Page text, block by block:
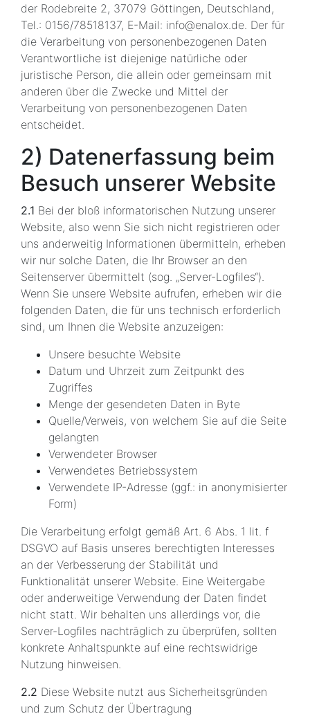
der Rodebreite 2, 37079 Göttingen, Deutschland,
Tel.: 0156/78518137, E-Mail: info@enalox.de. Der für
die Verarbeitung von personenbezogenen Daten
Verantwortliche ist diejenige natürliche oder
juristische Person, die allein oder gemeinsam mit
anderen über die Zwecke und Mittel der
Verarbeitung von personenbezogenen Daten
entscheidet.
2) Datenerfassung beim
Besuch unserer Website
2.1 Bei der bloß informatorischen Nutzung unserer
Website, also wenn Sie sich nicht registrieren oder
uns anderweitig Informationen übermitteln, erheben
wir nur solche Daten, die Ihr Browser an den
Seitenserver übermittelt (sog. „Server-Logfiles“).
Wenn Sie unsere Website aufrufen, erheben wir die
folgenden Daten, die für uns technisch erforderlich
sind, um Ihnen die Website anzuzeigen:
Unsere besuchte Website
Datum und Uhrzeit zum Zeitpunkt des
Zugriffes
Menge der gesendeten Daten in Byte
Quelle/Verweis, von welchem Sie auf die Seite
gelangten
Verwendeter Browser
Verwendetes Betriebssystem
Verwendete IP-Adresse (ggf.: in anonymisierter
Form)
Die Verarbeitung erfolgt gemäß Art. 6 Abs. 1 lit. f
DSGVO auf Basis unseres berechtigten Interesses
an der Verbesserung der Stabilität und
Funktionalität unserer Website. Eine Weitergabe
oder anderweitige Verwendung der Daten findet
nicht statt. Wir behalten uns allerdings vor, die
Server-Logfiles nachträglich zu überprüfen, sollten
konkrete Anhaltspunkte auf eine rechtswidrige
Nutzung hinweisen.
2.2 Diese Website nutzt aus Sicherheitsgründen
und zum Schutz der Übertragung